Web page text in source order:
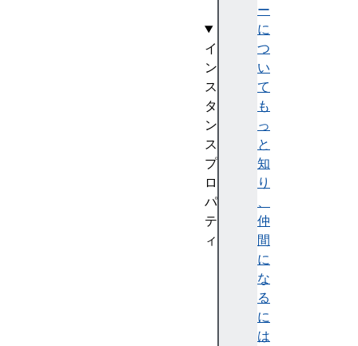
ー
に
つ
い
て
も
っ
と
知
り
、
仲
間
に
な
る
に
は
イ
ン
ス
タ
ン
ス
プ
ロ
パ
テ
ィ